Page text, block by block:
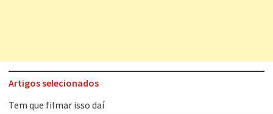
Artigos selecionados
Tem que filmar isso daí